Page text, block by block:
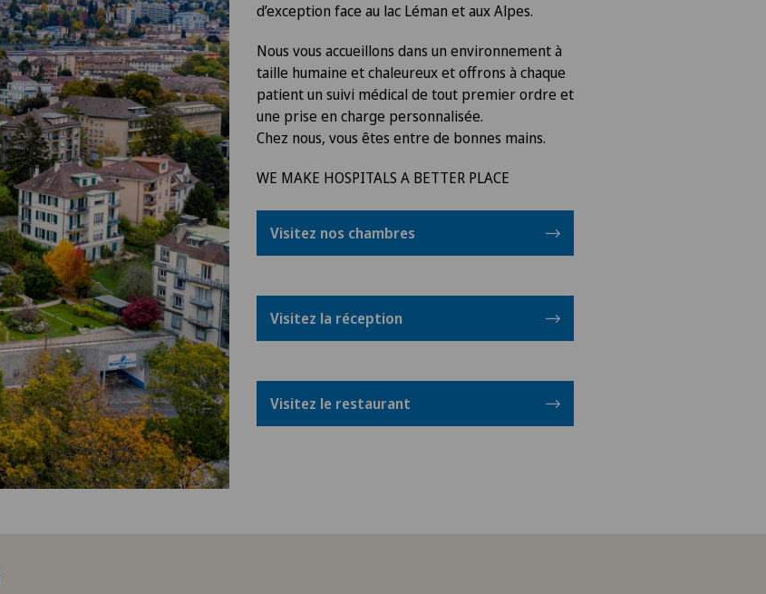
d’exception face au lac Léman et aux Alpes.
Nous vous accueillons dans un environnement à
taille humaine et chaleureux et offrons à chaque
patient un suivi médical de tout premier ordre et
une prise en charge personnalisée.
Chez nous, vous êtes entre de bonnes mains.
WE MAKE HOSPITALS A BETTER PLACE
Visitez nos chambres
Visitez la réception
Visitez le restaurant